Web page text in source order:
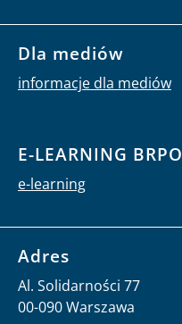
Dla mediów
informacje dla mediów
E-LEARNING BRPO
e-learning
Adres
Al. Solidarności 77
00-090 Warszawa